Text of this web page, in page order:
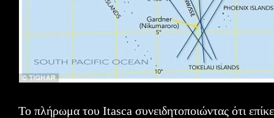
Το πλήρωμα του Itasca συνειδητοποιώντας ότι